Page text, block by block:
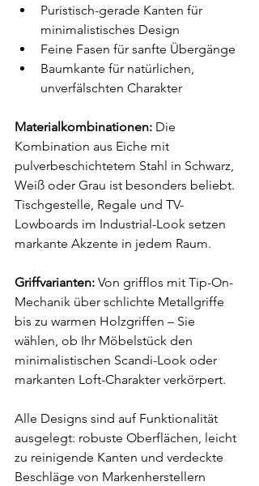
Puristisch-gerade Kanten für
minimalistisches Design
Feine Fasen für sanfte Übergänge
Baumkante für natürlichen,
unverfälschten Charakter
Materialkombinationen: Die
Kombination aus Eiche mit
pulverbeschichtetem Stahl in Schwarz,
Weiß oder Grau ist besonders beliebt.
Tischgestelle, Regale und TV-
Lowboards im Industrial-Look setzen
markante Akzente in jedem Raum.
Griffvarianten: Von grifflos mit Tip-On-
Mechanik über schlichte Metallgriffe
bis zu warmen Holzgriffen – Sie
wählen, ob Ihr Möbelstück den
minimalistischen Scandi-Look oder
markanten Loft-Charakter verkörpert.
Alle Designs sind auf Funktionalität
ausgelegt: robuste Oberflächen, leicht
zu reinigende Kanten und verdeckte
Beschläge von Markenherstellern